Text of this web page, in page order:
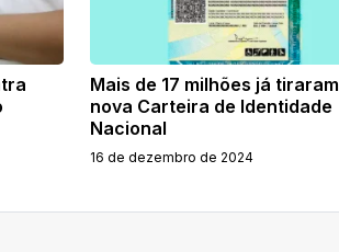
Mais de 17 milhões já tiraram
nova Carteira de Identidade
Nacional
16 de dezembro de 2024